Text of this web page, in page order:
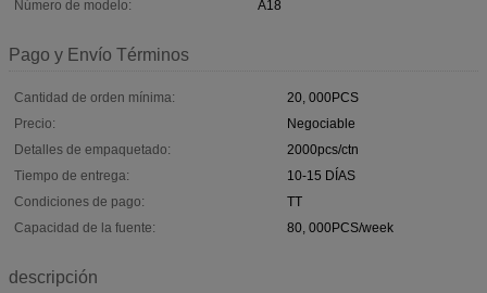
Número de modelo:
A18
Pago y Envío Términos
Cantidad de orden mínima:
20, 000PCS
Precio:
Negociable
Detalles de empaquetado:
2000pcs/ctn
Tiempo de entrega:
10-15 DÍAS
Condiciones de pago:
TT
Capacidad de la fuente:
80, 000PCS/week
descripción